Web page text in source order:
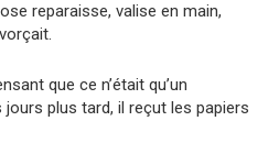
reparaisse, valise en main,
que ce n’était qu’un
plus tard, il reçut les papiers